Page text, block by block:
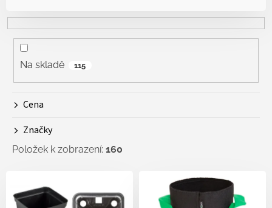
e
n
Na skladě 115
Cena
Značky
Položek k zobrazení: 160